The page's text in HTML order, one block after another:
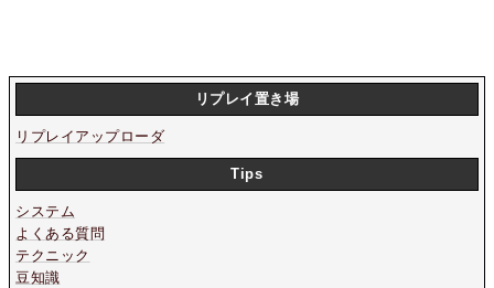
リプレイ置き場
リプレイアップローダ
Tips
システム
よくある質問
テクニック
豆知識